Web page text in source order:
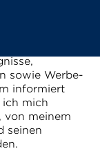
sowie Werbe-
informiert
ich mich
von meinem
seinen